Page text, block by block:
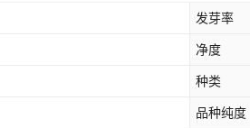
发芽率
净度
种类
品种纯度